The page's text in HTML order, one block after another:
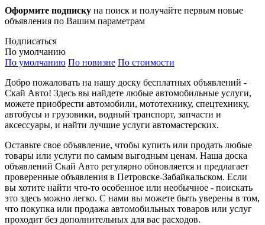
Оформите подписку на поиск и получайте первым новые
объявления по Вашим параметрам
Подписаться
По умолчанию
По умолчанию По новизне По стоимости
Добро пожаловать на нашу доску бесплатных объявлений -
Скай Авто! Здесь вы найдете любые автомобильные услуги,
можете приобрести автомобили, мототехнику, спецтехнику,
автобусы и грузовики, водный транспорт, запчасти и
аксессуары, и найти лучшие услуги автомастерских.
Оставьте свое объявление, чтобы купить или продать любые
товары или услуги по самым выгодным ценам. Наша доска
объявлений Скай Авто регулярно обновляется и предлагает
проверенные объявления в Петровске-Забайкальском. Если
вы хотите найти что-то особенное или необычное - поискать
это здесь можно легко. С нами вы можете быть уверены в том,
что покупка или продажа автомобильных товаров или услуг
проходит без дополнительных для вас расходов.